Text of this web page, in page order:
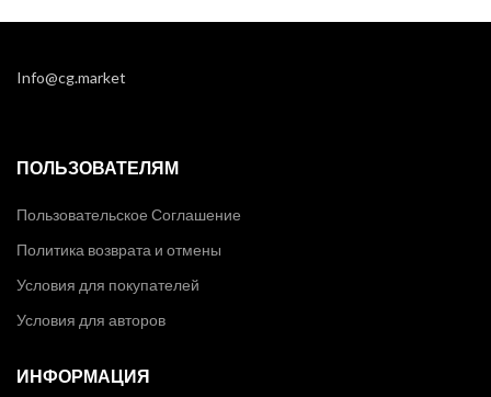
Info@cg.market
ПОЛЬЗОВАТЕЛЯМ
Пользовательское Соглашение
Политика возврата и отмены
Условия для покупателей
Условия для авторов
ИНФОРМАЦИЯ